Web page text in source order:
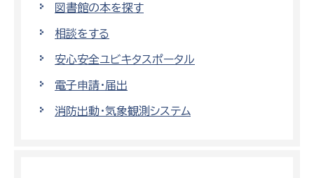
図書館の本を探す
相談をする
安心安全ユビキタスポータル
電子申請・届出
消防出動・気象観測システム